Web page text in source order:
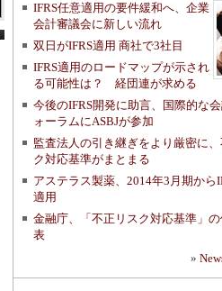
IFRS任意適用の要件緩和へ、企業
会計審議会に新しい流れ
双日がIFRS適用 商社で3社目
IFRS適用のロードマップが示され
る可能性は？ 経団連が求める
今後のIFRS開発に助言、国際的な
ォーラムにASBJが参加
監査法人の引き継ぎをより厳密に
ク対応基準がまとまる
アステラス製薬、2014年3月期から
適用
金融庁、「不正リスク対応基準」
表
»